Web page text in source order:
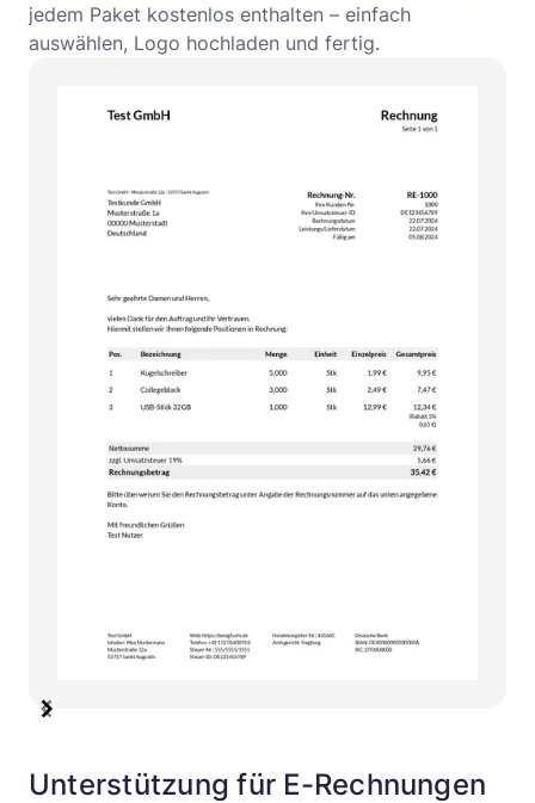
jedem Paket kostenlos enthalten – einfach
auswählen, Logo hochladen und fertig.
eUnterstützung für E-Rechnungen